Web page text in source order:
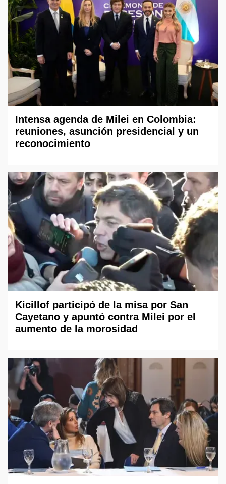
Intensa agenda de Milei en Colombia:
reuniones, asunción presidencial y un
reconocimiento
Kicillof participó de la misa por San
Cayetano y apuntó contra Milei por el
aumento de la morosidad